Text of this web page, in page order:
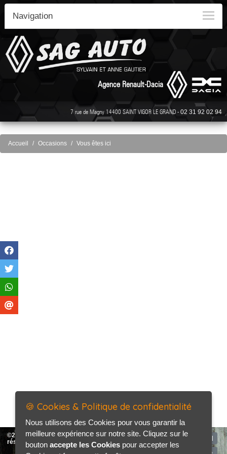
Agence Renault-Dacia
7 rue de Magny 14400 SAINT VIGOR LE GRAND - 02 31 92 02 94
Navigation
Accueil Occasions Vous êtes ici
©2026-2027 SAG Auto tous droits
réservés
🍪 Cookies & Politique de confidentialité
Nous utilisons des Cookies pour vous garantir la
meilleure expérience sur notre site. Cliquez sur le
bouton accepte les Cookies pour accepter les